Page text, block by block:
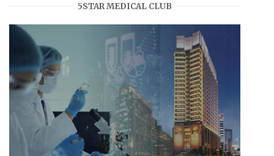
5STAR MEDICAL CLUB